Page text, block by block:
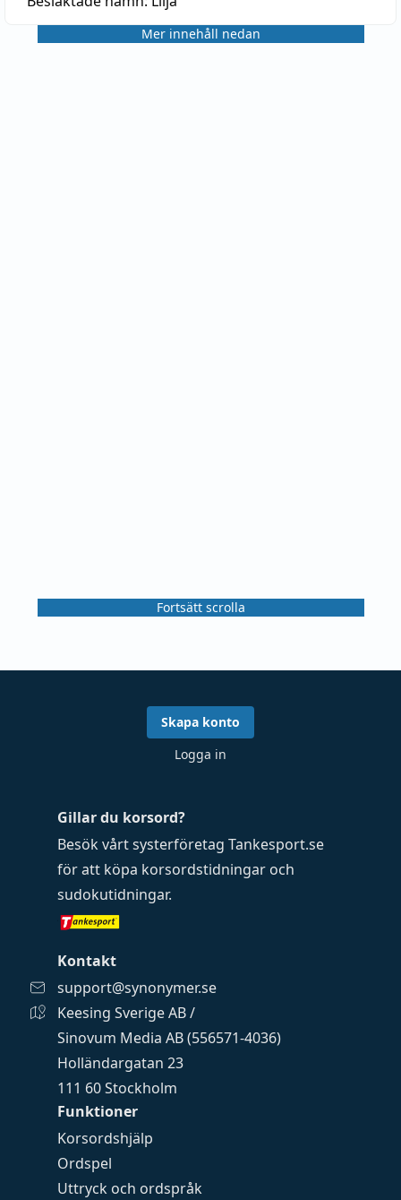
Mer innehåll nedan
Fortsätt scrolla
Funktioner
Korsordshjälp
Ordspel
Uttryck och ordspråk
Gillar du korsord?
Besök vårt systerföretag Tankesport.se
för att köpa korsordstidningar och
sudokutidningar.
Kontakt
support@synonymer.se
Keesing Sverige AB /
Sinovum Media AB (556571-4036)
Holländargatan 23
111 60 Stockholm
Skapa konto
Logga in